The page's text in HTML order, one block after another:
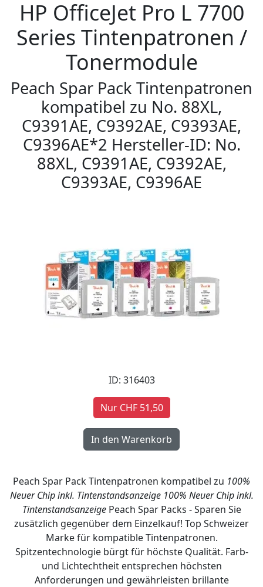
HP OfficeJet Pro L 7700
Series Tintenpatronen /
Tonermodule
Peach Spar Pack Tintenpatronen
kompatibel zu No. 88XL,
C9391AE, C9392AE, C9393AE,
C9396AE*2 Hersteller-ID: No.
88XL, C9391AE, C9392AE,
C9393AE, C9396AE
ID: 316403
Nur CHF 51,50
Peach Spar Pack Tintenpatronen kompatibel zu 100%
Neuer Chip inkl. Tintenstandsanzeige 100% Neuer Chip inkl.
TintenstandsanzeigePeach Spar Packs - Sparen Sie
zusätzlich gegenüber dem Einzelkauf! Top Schweizer
Marke für kompatible Tintenpatronen.
Spitzentechnologie bürgt für höchste Qualität. Farb-
und Lichtechtheit entsprechen höchsten
Anforderungen und gewährleisten brillante